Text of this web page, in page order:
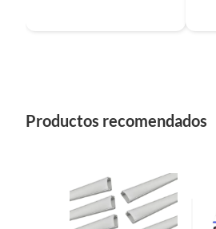
Productos recomendados